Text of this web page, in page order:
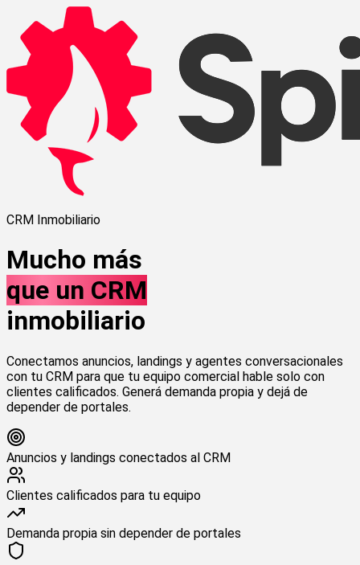
CRM Inmobiliario
Mucho más
que un CRM
inmobiliario
Conectamos anuncios, landings y agentes conversacionales
con tu CRM para que tu equipo comercial hable solo con
clientes calificados. Generá demanda propia y dejá de
depender de portales.
Anuncios y landings conectados al CRM
Clientes calificados para tu equipo
Demanda propia sin depender de portales